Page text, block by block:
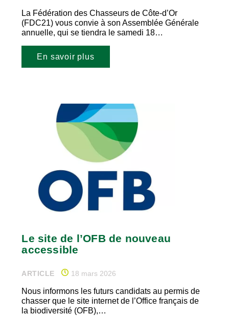
La Fédération des Chasseurs de Côte-d’Or
(FDC21) vous convie à son Assemblée Générale
annuelle, qui se tiendra le samedi 18…
En savoir plus
Le site de l’OFB de nouveau
accessible
ARTICLE 18 mars 2026
Nous informons les futurs candidats au permis de
chasser que le site internet de l’Office français de
la biodiversité (OFB),…